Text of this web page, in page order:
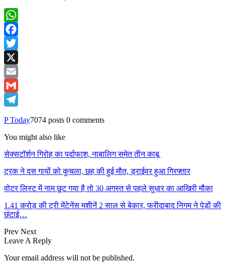
WhatsApp
Facebook
Twitter
X
Email
Gmail
P Today7074 posts 0 comments
You might also like
सेक्सटॉर्शन गिरोह का पर्दाफाश, नाबालिग समेत तीन काबू
ट्रक ने दस गायों को कुचला, छह की हुई मौत, ड्राईवर हुआ गिरफ्तार
वोटर लिस्ट में नाम छूट गया है तो 30 अगस्त से पहले सुधार का आखिरी मौका
1.41 करोड़ की ट्री मेंटेनेंस मशीनें 2 साल से बेकार, फरीदाबाद निगम ने पेड़ों की
छंटाई…
Prev Next
Leave A Reply
Your email address will not be published.